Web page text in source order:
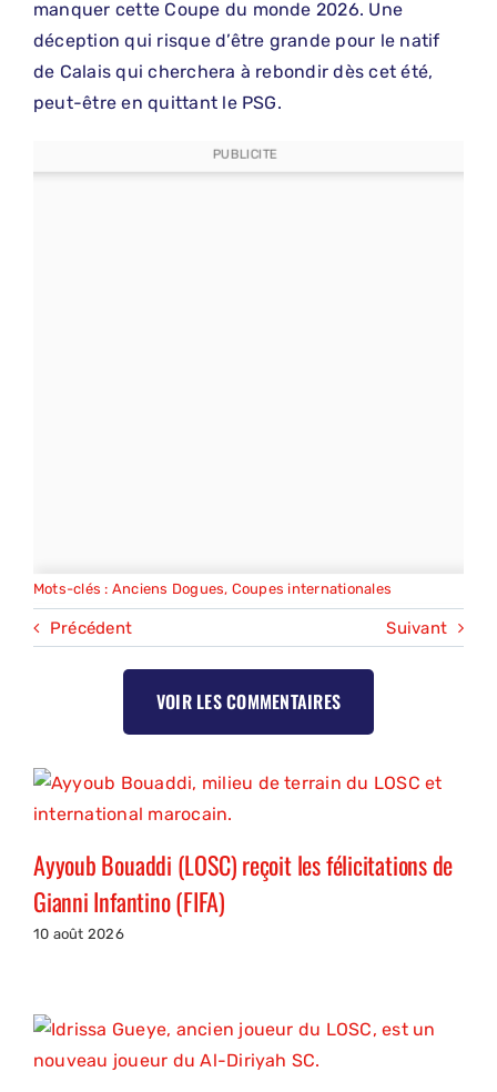
manquer cette Coupe du monde 2026. Une
déception qui risque d’être grande pour le natif
de Calais qui cherchera à rebondir dès cet été,
peut-être en quittant le PSG.
PUBLICITE
Mots-clés : Anciens Dogues, Coupes internationales
Précédent Suivant
VOIR LES COMMENTAIRES
Ayyoub Bouaddi (LOSC) reçoit les félicitations de
Gianni Infantino (FIFA)
10 août 2026